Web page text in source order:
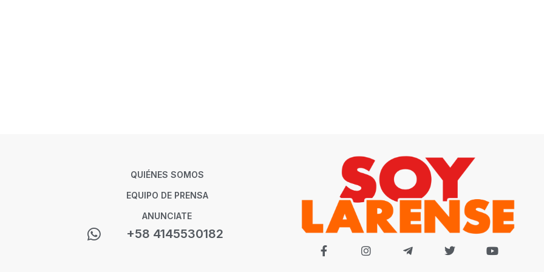
QUIÉNES SOMOS
EQUIPO DE PRENSA
ANUNCIATE
+58 4145530182